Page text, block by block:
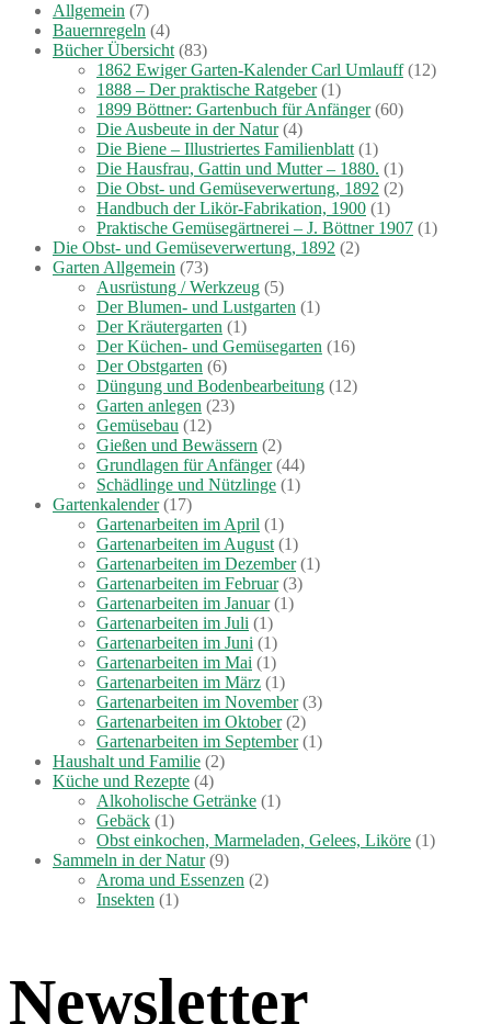
Allgemein (7)
Bauernregeln (4)
Bücher Übersicht (83)
1862 Ewiger Garten-Kalender Carl Umlauff(12)
1888 – Der praktische Ratgeber(1)
1899 Böttner: Gartenbuch für Anfänger(60)
Die Ausbeute in der Natur(4)
Die Biene – Illustriertes Familienblatt (1)
Die Hausfrau, Gattin und Mutter – 1880. (1)
Die Obst- und Gemüseverwertung, 1892 (2)
Handbuch der Likör-Fabrikation, 1900 (1)
Praktische Gemüsegärtnerei – J. Böttner 1907 (1)
Die Obst- und Gemüseverwertung, 1892 (2)
Garten Allgemein (73)
Ausrüstung / Werkzeug (5)
Der Blumen- und Lustgarten (1)
Der Kräutergarten (1)
Der Küchen- und Gemüsegarten (16)
Der Obstgarten (6)
Düngung und Bodenbearbeitung (12)
Garten anlegen (23)
Gemüsebau (12)
Gießen und Bewässern (2)
Grundlagen für Anfänger(44)
Schädlinge und Nützlinge (1)
Gartenkalender(17)
Gartenarbeiten im April (1)
Gartenarbeiten im August (1)
Gartenarbeiten im Dezember(1)
Gartenarbeiten im Februar(3)
Gartenarbeiten im Januar(1)
Gartenarbeiten im Juli (1)
Gartenarbeiten im Juni (1)
Gartenarbeiten im Mai (1)
Gartenarbeiten im März (1)
Gartenarbeiten im November(3)
Gartenarbeiten im Oktober(2)
Gartenarbeiten im September(1)
Haushalt und Familie (2)
Küche und Rezepte (4)
Alkoholische Getränke (1)
Gebäck (1)
Obst einkochen, Marmeladen, Gelees, Liköre (1)
Sammeln in der Natur(9)
Aroma und Essenzen (2)
Insekten (1)
Newsletter